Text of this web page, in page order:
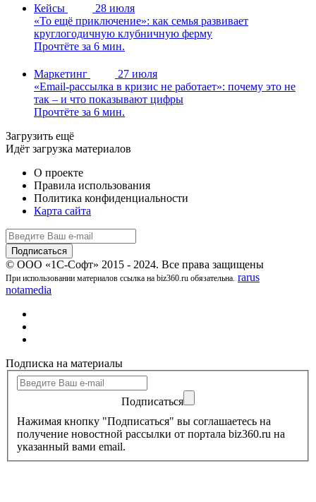
Кейсы
28 июля
«То ещё приключение»: как семья развивает
круглогодичную клубничную ферму
Прочтёте за 6 мин.
Маркетинг
27 июля
«Email-рассылка в кризис не работает»: почему это не
так – и что показывают цифры
Прочтёте за 6 мин.
Загрузить ещё
Идёт загрузка материалов
О проекте
Правила использования
Политика конфиденциальности
Карта сайта
© ООО «1С-Софт» 2015 - 2024. Все права защищены
При использовании материалов ссылка на biz360.ru обязательна. rarus
notamedia
Подписка на материалы
Подписаться
Нажимая кнопку "Подписаться" вы соглашаетесь на
получение новостной рассылки от портала biz360.ru на
указанный вами email.